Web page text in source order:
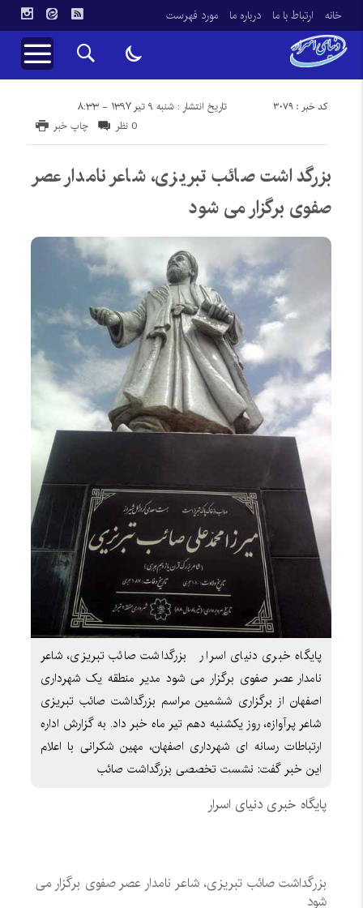
خانه ارتباط با ما درباره ما مورد فهرست
تاریخ انتشار : شنبه ۹ تیر ۱۳۹۷ - ۸:۳۳ کد خبر : 3079
چاپ خبر 0 نظر
بزرگداشت صائب تبریزی، شاعر نامدار عصر
صفوی برگزار می شود
پایگاه خبری دنیای اسرار بزرگداشت صائب تبریزی، شاعر
نامدار عصر صفوی برگزار می شود مدیر منطقه یک شهرداری
اصفهان از برگزاری ششمین مراسم بزرگداشت صائب تبریزی
شاعر پرآوازه، روز یکشنبه دهم تیر ماه خبر داد. به گزارش اداره
ارتباطات رسانه ای شهرداری اصفهان، مهین شکرانی با اعلام
این خبر گفت: نشست تخصصی بزرگداشت صائب
پایگاه خبری دنیای اسرار
بزرگداشت صائب تبریزی، شاعر نامدار عصر صفوی برگزار می
شود